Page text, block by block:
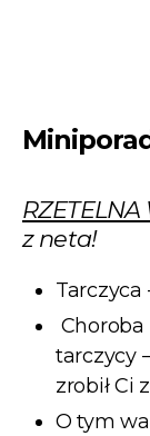
z neta!
Tarczyca
tarczycy
zrobił Ci
O tym